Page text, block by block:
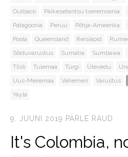
Outback
Päikesetantsu tseremoonia
Patagoonia
Peruu Põhja-Ameerika
Poola
Queensland Reisiäpid
Sõiduvarustus
Sumatra Sumbawa
Tšiili
Tulemaa Türgi Ülevedu
Uus-Meremaa
Vahemeri Varustus
Yayla
9. JUUNI 2019 PÄRLE RAUD
It's Colombia,